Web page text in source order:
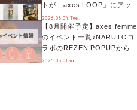
トが「axes LOOP」にアップ
デート！活用するとポイント
が手に入る◎
2026.08.04 Tue.
【8月開催予定】axes femme
のイベント一覧♪NARUTOコ
ラボのREZEN POPUPから、
プチYour Stage.、ティーパー
2026.08.01 Sat.